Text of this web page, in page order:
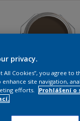
v
privacy.
All Cookies”, you agree to
site navigation,
efforts.
Prohlášení o